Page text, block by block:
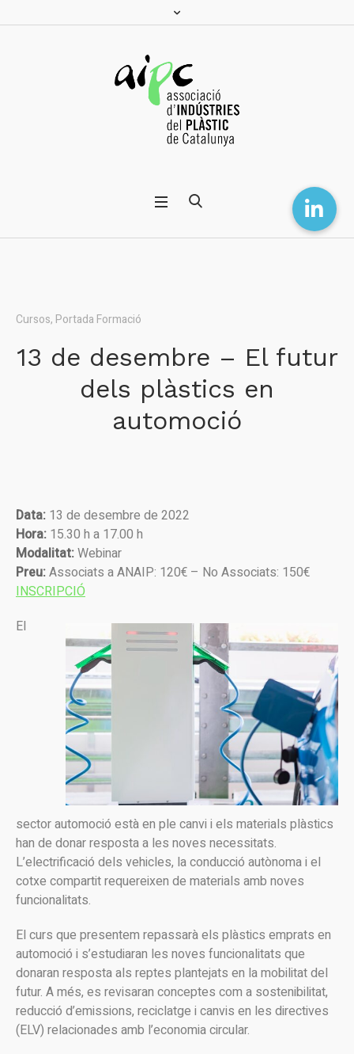
Cursos, Portada Formació
13 de desembre – El futur
dels plàstics en
automoció
Data: 13 de desembre de 2022
Hora: 15.30 h a 17.00 h
Modalitat:Webinar
Preu:Associats a ANAIP: 120€ – No Associats: 150€
INSCRIPCIÓ
El
sector automoció està en ple canvi i els materials plàstics
han de donar resposta a les noves necessitats.
L’electrificació dels vehicles, la conducció autònoma i el
cotxe compartit requereixen de materials amb noves
funcionalitats.
El curs que presentem repassarà els plàstics emprats en
automoció i s’estudiaran les noves funcionalitats que
donaran resposta als reptes plantejats en la mobilitat del
futur. A més, es revisaran conceptes com a sostenibilitat,
reducció d’emissions, reciclatge i canvis en les directives
(ELV) relacionades amb l’economia circular.